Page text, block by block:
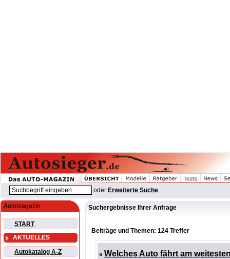
oder Erweiterte Suche
Automagazin
START
AKTUELLES
Autokatalog A-Z
Suchergebnisse Ihrer Anfrage
Beiträge und Themen: 124 Treffer
» Welches Auto fährt am